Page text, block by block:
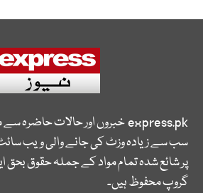
express.pkخبروں اور حالات حاضرہ
سب سے زیادہ وزٹ کی جانے والی ویب
پر شائع شدہ تمام مواد کے جملہ حقوق بحق
گروپ محفوظ ہیں۔